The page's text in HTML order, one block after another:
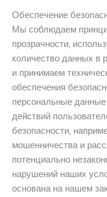
Обеспечение
Мы соблюдаем
прозрачности,
количество данных в
и принимаем
обеспечения
персональные
действий
безопасности,
мошенничества и
потенциально
нарушений наших
основана на нашем